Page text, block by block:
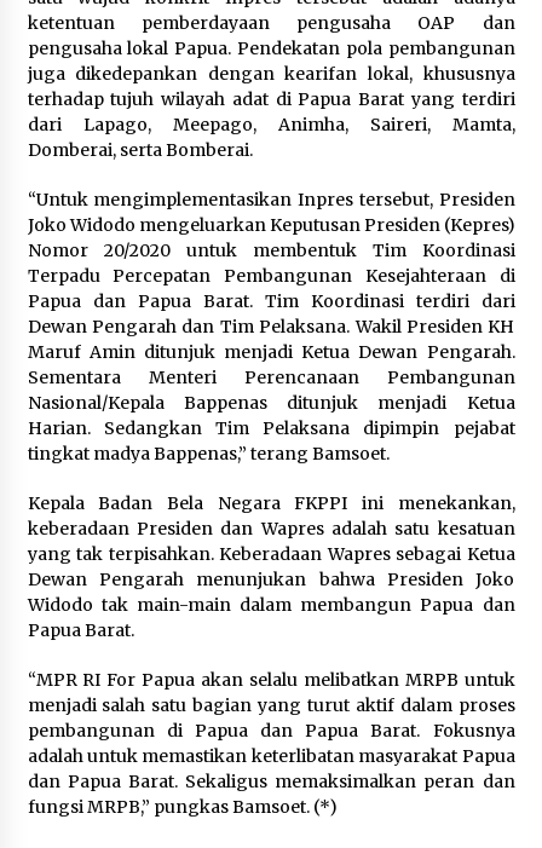
ketentuan pemberdayaan pengusaha OAP dan
pengusaha lokal Papua. Pendekatan pola pembangunan
juga dikedepankan dengan kearifan lokal, khususnya
terhadap tujuh wilayah adat di Papua Barat yang terdiri
dari Lapago, Meepago, Animha, Saireri, Mamta,
Domberai, serta Bomberai.
“Untuk mengimplementasikan Inpres tersebut, Presiden
Joko Widodo mengeluarkan Keputusan Presiden (Kepres)
Nomor 20/2020 untuk membentuk Tim Koordinasi
Terpadu Percepatan Pembangunan Kesejahteraan di
Papua dan Papua Barat. Tim Koordinasi terdiri dari
Dewan Pengarah dan Tim Pelaksana. Wakil Presiden KH
Maruf Amin ditunjuk menjadi Ketua Dewan Pengarah.
Sementara Menteri Perencanaan Pembangunan
Nasional/Kepala Bappenas ditunjuk menjadi Ketua
Harian. Sedangkan Tim Pelaksana dipimpin pejabat
tingkat madya Bappenas,” terang Bamsoet.
Kepala Badan Bela Negara FKPPI ini menekankan,
keberadaan Presiden dan Wapres adalah satu kesatuan
yang tak terpisahkan. Keberadaan Wapres sebagai Ketua
Dewan Pengarah menunjukan bahwa Presiden Joko
Widodo tak main-main dalam membangun Papua dan
Papua Barat.
“MPR RI For Papua akan selalu melibatkan MRPB untuk
menjadi salah satu bagian yang turut aktif dalam proses
pembangunan di Papua dan Papua Barat. Fokusnya
adalah untuk memastikan keterlibatan masyarakat Papua
dan Papua Barat. Sekaligus memaksimalkan peran dan
fungsi MRPB,” pungkas Bamsoet. (*)